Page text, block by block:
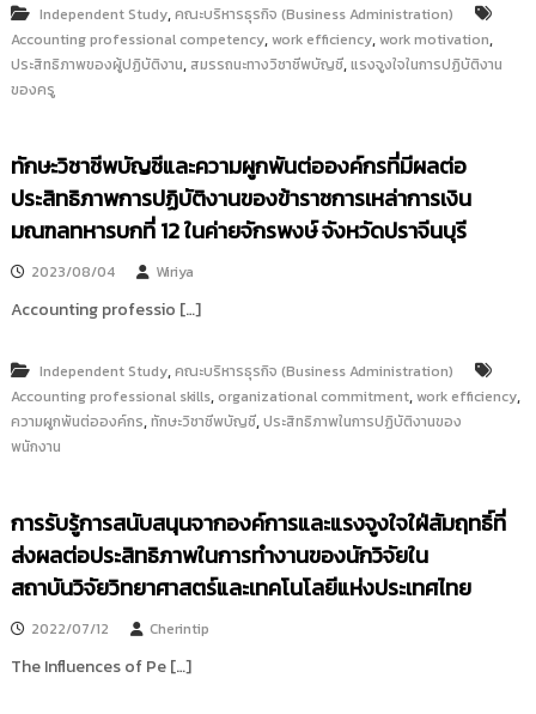
Independent Study,คณะบริหารธุรกิจ (Business Administration)
Accounting professional competency,work efficiency,work motivation,
ประสิทธิภาพของผู้ปฏิบัติงาน, สมรรถนะทางวิชาชีพบัญชี,แรงจูงใจในการปฏิบัติงาน
ของครู
ทักษะวิชาชีพบัญชีและความผูกพันต่อองค์กรที่มีผลต่อ
ประสิทธิภาพการปฏิบัติงานของข้าราชการเหล่าการเงิน
มณฑลทหารบกที่ 12 ในค่ายจักรพงษ์ จังหวัดปราจีนบุรี
2023/08/04 Wiriya
Accounting professio […]
Independent Study,คณะบริหารธุรกิจ (Business Administration)
Accounting professional skills, organizational commitment,work efficiency,
ความผูกพันต่อองค์กร,ทักษะวิชาชีพบัญชี,ประสิทธิภาพในการปฏิบัติงานของ
พนักงาน
การรับรู้การสนับสนุนจากองค์การและแรงจูงใจใฝ่สัมฤทธิ์ที่
ส่งผลต่อประสิทธิภาพในการทำงานของนักวิจัยใน
สถาบันวิจัยวิทยาศาสตร์และเทคโนโลยีแห่งประเทศไทย
2022/07/12 Cherintip
The Influences of Pe […]